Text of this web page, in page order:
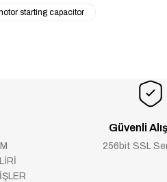
starting capacitor
Güvenli
256bit SSL